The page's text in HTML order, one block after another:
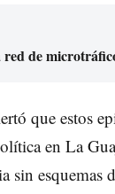
de
que estos
en La
sin esquemas